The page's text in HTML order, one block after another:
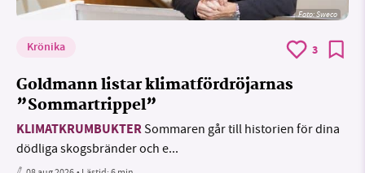
Foto: Sweco
Krönika 3
Goldmann listar klimatfördröjarnas
”Sommartrippel”
KLIMATKRUMBUKTERSommaren går till historien för dina
dödliga skogsbränder och e...